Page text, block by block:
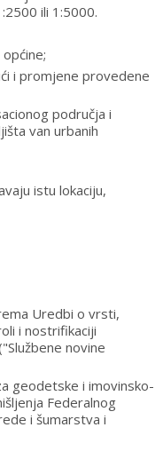
ili 1:5000.
i promjene provedene
područja i
van urbanih
istu lokaciju,
Uredbi o vrsti,
i nostrifikaciji
novine
geodetske i imovinsko-
Federalnog
i šumarstva i